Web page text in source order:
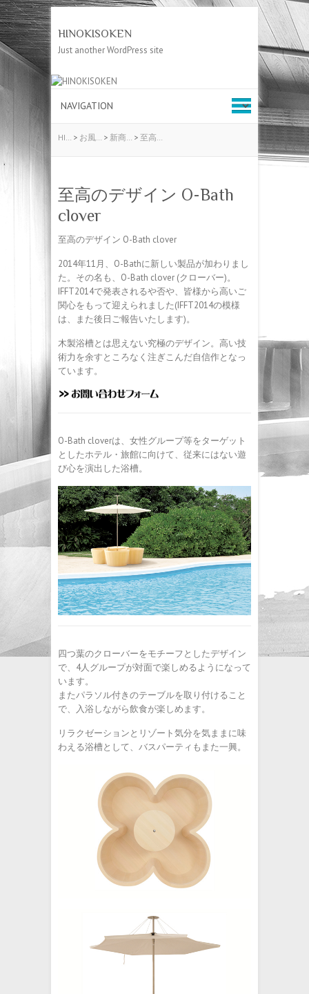
HINOKISOKEN
Just another WordPress site
HI… > お風… > 新商… > 至高…
至高のデザイン O-Bath
clover
至高のデザイン O-Bath clover
2014年11月、O-Bathに新しい製品が加わりまし
た。その名も、O-Bath clover (クローバー)。
IFFT2014で発表されるや否や、皆様から高いご
関心をもって迎えられました(IFFT2014の模様
は、また後日ご報告いたします)。
木製浴槽とは思えない究極のデザイン。高い技
術力を余すところなく注ぎこんだ自信作となっ
ています。
O-Bath cloverは、女性グループ等をターゲット
としたホテル・旅館に向けて、従来にはない遊
び心を演出した浴槽。
四つ葉のクローバーをモチーフとしたデザイン
で、4人グループが対面で楽しめるようになって
います。
またパラソル付きのテーブルを取り付けること
で、入浴しながら飲食が楽しめます。
リラクゼーションとリゾート気分を気ままに味
わえる浴槽として、バスパーティもまた一興。